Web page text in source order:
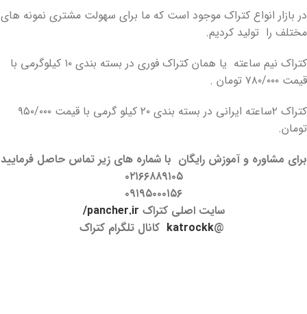
در بازار انواع کتراک موجود است که ما برای سهولت مشتری نمونه های
مختلف را تولید کردیم.
کتراک نیم ساعته یا همان کتراک فوری در بسته بندی ۱۰ کیلوگرمی با
قیمت ۷۸۰/۰۰۰ تومان .
کتراک ۲ساعته ایرانی در بسته بندی ۲۰ کیلو گرمی با قیمت ۹۵۰/۰۰۰
تومان.
برای مشاوره و آموزش رایگان با شماره های زیر تماس حاصل فرمایید
۰۲۱۶۶۸۸۹۱۰۵
۰۹۱۹۵۰۰۰۱۵۶
سایت اصلی کتراک pancher.ir/
@
katrockk کانال تلگرام کتراک